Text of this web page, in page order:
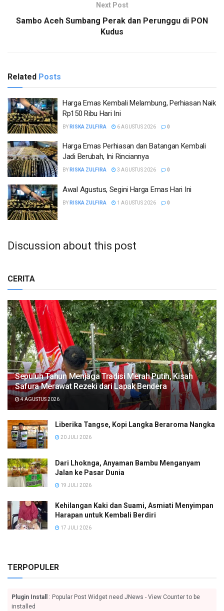
Next Post
Sambo Aceh Sumbang Perak dan Perunggu di PON
Kudus
Related Posts
Harga Emas Kembali Melambung, Perhiasan Naik
Rp150 Ribu Hari Ini
BY RISKA ZULFIRA 6 AGUSTUS 2026 0
Harga Emas Perhiasan dan Batangan Kembali
Jadi Berubah, Ini Rinciannya
BY RISKA ZULFIRA 3 AGUSTUS 2026 0
Awal Agustus, Segini Harga Emas Hari Ini
BY RISKA ZULFIRA 1 AGUSTUS 2026 0
Discussion about this post
CERITA
Sepuluh Tahun Menjaga Tradisi Merah Putih, Kisah
Safura Merawat Rezeki dari Lapak Bendera
4 AGUSTUS 2026
Liberika Tangse, Kopi Langka Beraroma Nangka
20 JULI 2026
Dari Lhoknga, Anyaman Bambu Menganyam
Jalan ke Pasar Dunia
19 JULI 2026
Kehilangan Kaki dan Suami, Asmiati Menyimpan
Harapan untuk Kembali Berdiri
17 JULI 2026
TERPOPULER
Plugin Install
: Popular Post Widget need JNews - View Counter to be
installed